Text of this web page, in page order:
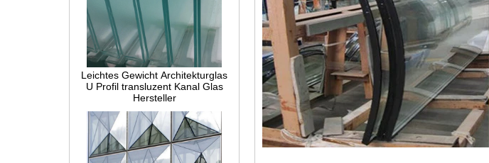
Unterschied zwischen PVB
Verbundglas und EVA laminiertes
Glas
Unterschied zwischen PVB
laminiert Glas und SGP
Verbundglas
Was ist verdrahtetes Glas?
Die Verpackungslösungen für
Bauglas
Leichtes Gewicht Architekturglas
U Profil transluzent Kanal Glas
Hersteller